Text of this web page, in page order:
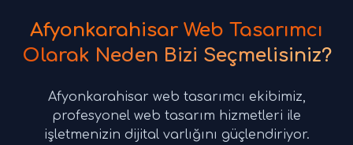
Afyonkarahisar Web Tasarımcı
Olarak Neden Bizi Seçmelisiniz?
Afyonkarahisar web tasarımcı ekibimiz,
profesyonel web tasarım hizmetleri ile
işletmenizin dijital varlığını güçlendiriyor.